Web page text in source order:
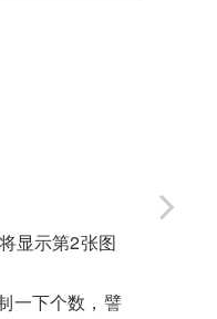
显示第2张图
一下个数，譬